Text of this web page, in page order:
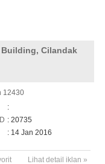
Building, Cilandak
12430
:
: 20735
: 14 Jan 2016
Lihat detail iklan »